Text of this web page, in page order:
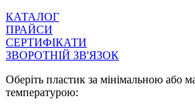
КАТАЛОГ
ПРАЙСИ
СЕРТИФІКАТИ
ЗВОРОТНІЙ ЗВ'ЯЗОК
Оберіть пластик за мінімальною або
температурою: